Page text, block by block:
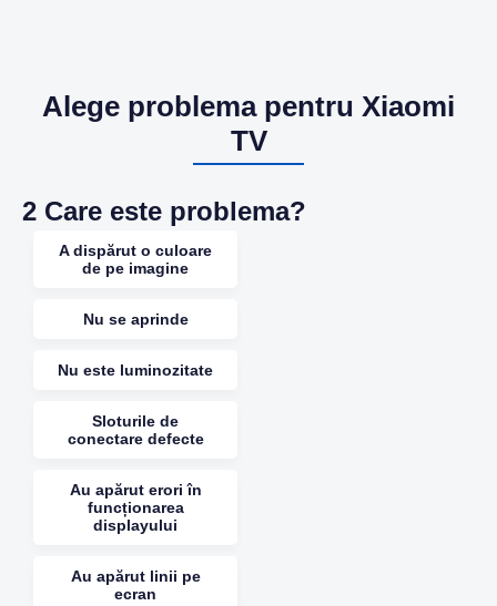
Alege problema pentru Xiaomi
TV
2 Care este problema?
A dispărut o culoare
de pe imagine
Nu se aprinde
Nu este luminozitate
Sloturile de
conectare defecte
Au apărut erori în
funcționarea
displayului
Au apărut linii pe
ecran